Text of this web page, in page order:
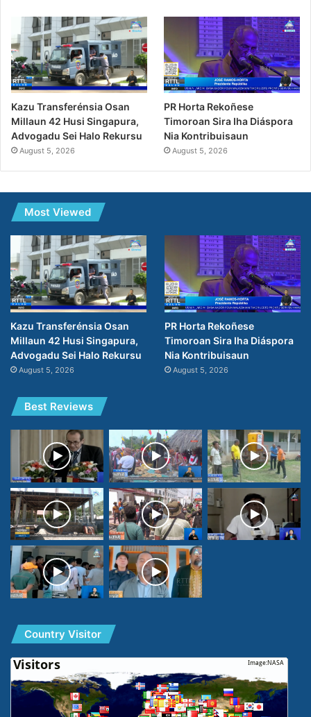
Kazu Transferénsia Osan
Millaun 42 Husi Singapura,
Advogadu Sei Halo Rekursu
August 5, 2026
PR Horta Rekoñese
Timoroan Sira Iha Diáspora
Nia Kontribuisaun
August 5, 2026
Most Viewed
Kazu Transferénsia Osan
Millaun 42 Husi Singapura,
Advogadu Sei Halo Rekursu
August 5, 2026
PR Horta Rekoñese
Timoroan Sira Iha Diáspora
Nia Kontribuisaun
August 5, 2026
Best Reviews
Country Visitor